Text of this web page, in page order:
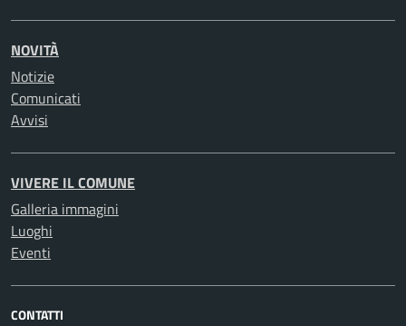
NOVITÀ
Notizie
Comunicati
Avvisi
VIVERE IL COMUNE
Galleria immagini
Luoghi
Eventi
CONTATTI